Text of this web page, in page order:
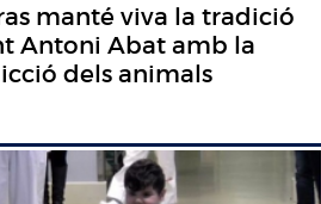
manté viva la tradició
Antoni Abat amb la
dels animals